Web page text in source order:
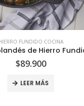
FUNDIDO COCINA
$89.900
LEER MÁS